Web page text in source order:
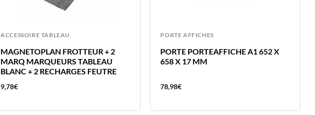
ACCESSOIRE TABLEAU
MAGNETOPLAN FROTTEUR + 2
MARQ MARQUEURS TABLEAU
BLANC + 2 RECHARGES FEUTRE
9,78€
PORTE AFFICHES
PORTE PORTEAFFICHE A1 652 X
658 X 17 MM
78,98€